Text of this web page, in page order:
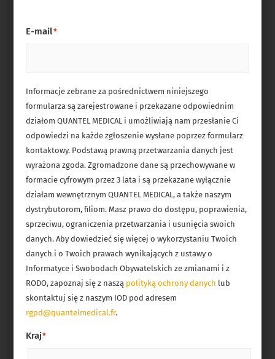
Informacje zebrane za pośrednictwem niniejszego
formularza są zarejestrowane i przekazane odpowiednim
działom QUANTEL MEDICAL i umożliwiają nam przesłanie Ci
odpowiedzi na każde zgłoszenie wysłane poprzez formularz
kontaktowy. Podstawą prawną przetwarzania danych jest
wyrażona zgoda. Zgromadzone dane są przechowywane w
formacie cyfrowym przez 3 lata i są przekazane wyłącznie
działam wewnętrznym QUANTEL MEDICAL, a także naszym
dystrybutorom, filiom. Masz prawo do dostępu, poprawienia,
sprzeciwu, ograniczenia przetwarzania i usunięcia swoich
danych. Aby dowiedzieć się więcej o wykorzystaniu Twoich
danych i o Twoich prawach wynikających z ustawy o
Informatyce i Swobodach Obywatelskich ze zmianami i z
RODO, zapoznaj się z naszą polityką ochrony danych lub
skontaktuj się z naszym IOD pod adresem
rgpd@quantelmedical.fr.
Kraj*
E-mail*